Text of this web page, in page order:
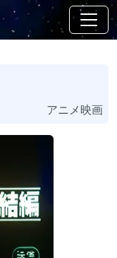
アニメ映画